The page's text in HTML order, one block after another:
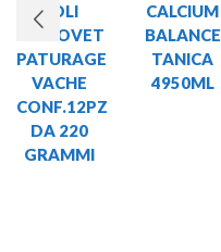
BOLI
OLIGOVET
PATURAGE
VACHE
CONF.12PZ
DA 220
GRAMMI
CALCIUM
BALANCE
TANICA
4950ML